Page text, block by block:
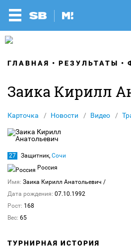
ГЛАВНАЯ РЕЗУЛЬТАТЫ
Заика Кирилл
Карточка Новости Видео
27 Защитник, Сочи
Россия
Имя: Заика Кирилл Анатольевич /
Дата рождения: 07.10.1992
Рост: 168
Вес: 65
ТУРНИРНАЯ ИСТОРИЯ